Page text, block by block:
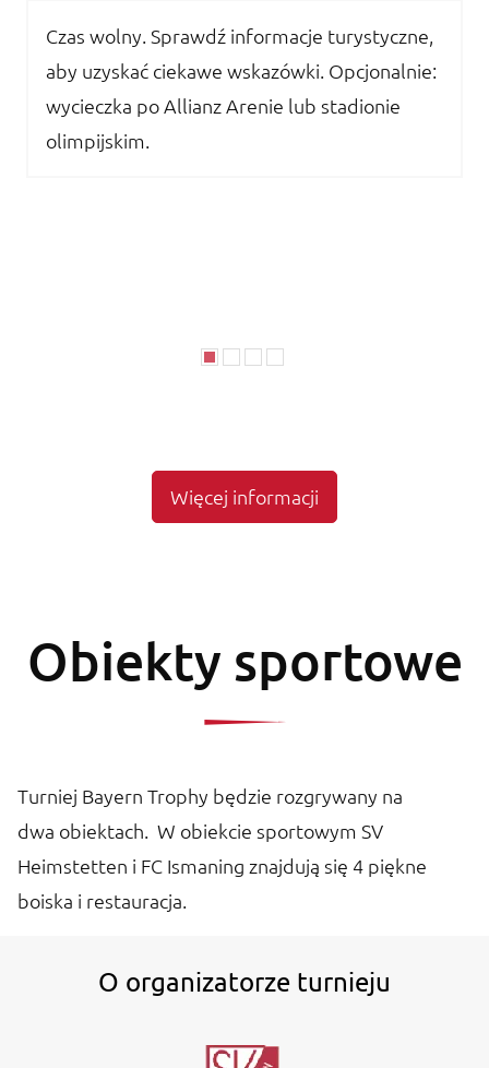
Czas wolny. Sprawdź informacje turystyczne,
aby uzyskać ciekawe wskazówki. Opcjonalnie:
wycieczka po Allianz Arenie lub stadionie
olimpijskim.
Więcej informacji
Obiekty sportowe
Turniej Bayern Trophy będzie rozgrywany na
dwa obiektach. W obiekcie sportowym SV
Heimstetten i FC Ismaning znajdują się 4 piękne
boiska i restauracja.
O organizatorze turnieju